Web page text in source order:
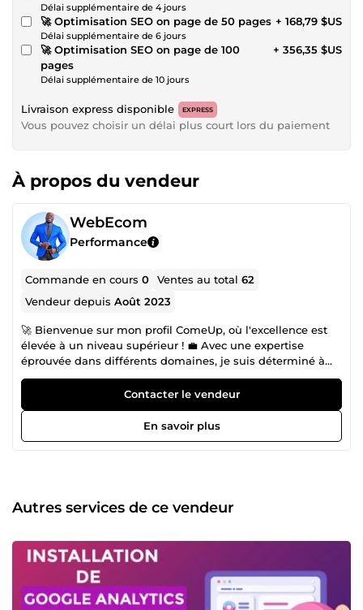
Délai supplémentaire de 4 jours
🚀 Optimisation SEO on page de 50 pages
Délai supplémentaire de 6 jours
+ 168,79 $US
🚀 Optimisation SEO on page de 100
pages
Délai supplémentaire de 10 jours
+ 356,35 $US
Livraison express disponible EXPRESS
Vous pouvez choisir un délai plus court lors du paiement
À propos du vendeur
WebEcom
Performance
Commande en cours0 Ventes au total62
Vendeur depuisAoût 2023
🚀 Bienvenue sur mon profil ComeUp, où l'excellence est
élevée à un niveau supérieur ! 💼 Avec une expertise
éprouvée dans différents domaines, je suis déterminé à
vous aider à surpasser vos concurrents et à dominer votre
marché en ligne. Des boutiques en ligne élégantes et
convaincantes, des sites web réactifs et optimisés, des
stratégies de référencement intelligemment conçues et
des campagnes de réseaux sociaux percutantes - voilà les
et des attentes de votre audience cible. Chaque étape de
notre collaboration est guidée par des analyses pointues et
En choisissant mes services, vous optez pour une réelle
valeur ajoutée et des résultats concrets qui se traduiront
par une croissance significative de votre entreprise. 💻 Que
vous soyez une startup ambitieuse ou une entreprise
Contacter le vendeur
En savoir plus
Autres services de ce vendeur